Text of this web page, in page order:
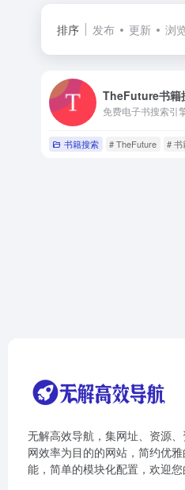
排序 发布 更新 浏
TheFuture书籍
免费电子书搜索引
书籍搜索 # TheFuture # 书
无解高效导航，集网址、资源
网效率为目的的网站，简约优
能，简单的模块化配置，欢迎您